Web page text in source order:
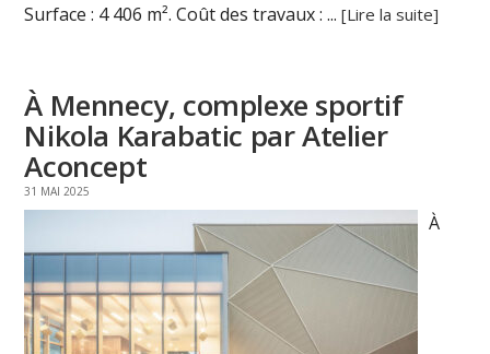
Surface : 4 406 m². Coût des travaux : ...[Lire la suite]
À Mennecy, complexe sportif
Nikola Karabatic par Atelier
Aconcept
31 MAI 2025
À